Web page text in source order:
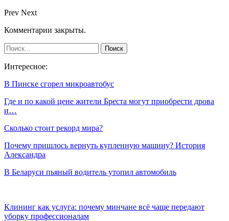
Prev Next
Комментарии закрыты.
Интересное:
В Пинске сгорел микроавтобус
Где и по какой цене жители Бреста могут приобрести дрова
и…
Сколько стоит рекорд мира?
Почему пришлось вернуть купленную машину? История
Александра
В Беларуси пьяный водитель утопил автомобиль
Клининг как услуга: почему минчане всё чаще передают
уборку профессионалам